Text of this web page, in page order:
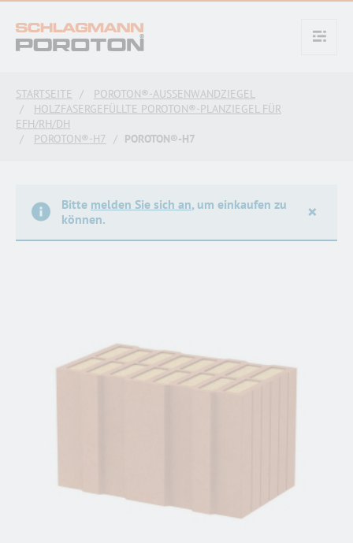
text.skipToContent
text.skipToNavigation
STARTSEITE
POROTON®-AUSSENWANDZIEGEL
HOLZFASERGEFÜLLTE POROTON®-PLANZIEGEL FÜR
EFH/RH/DH
POROTON®-H7
POROTON®-H7
Bitte melden Sie sich an, um einkaufen zu
können.
×